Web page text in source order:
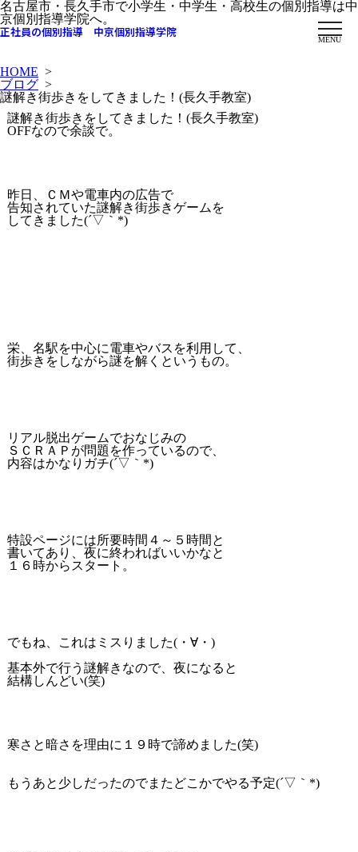
名古屋市・長久手市で小学生・中学生・高校生の個別指導は中
京個別指導学院へ。
正社員の個別指導 中京個別指導学院
MENU
HOME >
ブログ >
謎解き街歩きをしてきました！(長久手教室)
謎解き街歩きをしてきました！(長久手教室)
OFFなので余談で。
昨日、ＣＭや電車内の広告で
告知されていた謎解き街歩きゲームを
してきました(´▽｀*)
栄、名駅を中心に電車やバスを利用して、
街歩きをしながら謎を解くというもの。
リアル脱出ゲームでおなじみの
ＳＣＲＡＰが問題を作っているので、
内容はかなりガチ(´▽｀*)
特設ページには所要時間４～５時間と
書いてあり、夜に終わればいいかなと
１６時からスタート。
でもね、これはミスりました(・∀・)
基本外で行う謎解きなので、夜になると
結構しんどい(笑)
寒さと暗さを理由に１９時で諦めました(笑)
もうあと少しだったのでまたどこかでやる予定(´▽｀*)